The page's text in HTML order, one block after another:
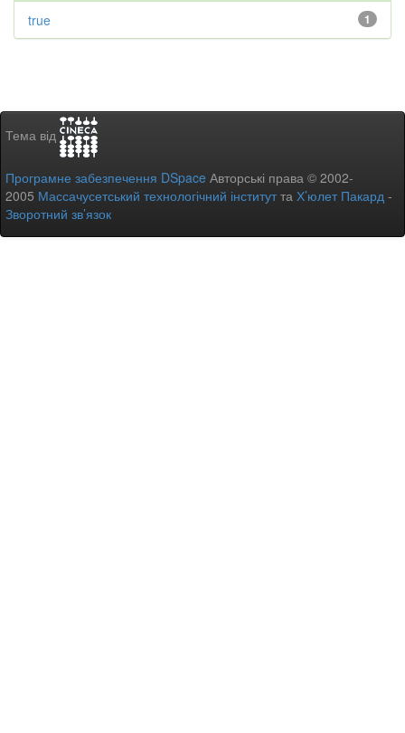
1
true
Тема від
Програмне забезпечення DSpace Авторські права © 2002-
2005 Массачусетський технологічний інститутта Х’юлет Пакард -
Зворотний зв’язок